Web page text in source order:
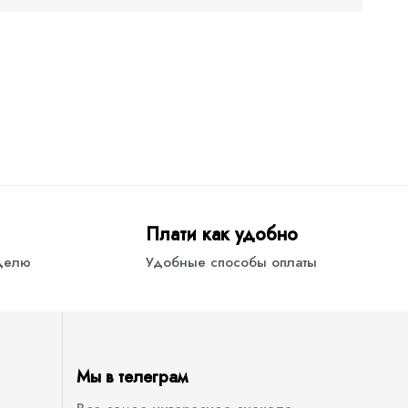
Плати как удобно
Удобные способы оплаты
Мы в телеграм